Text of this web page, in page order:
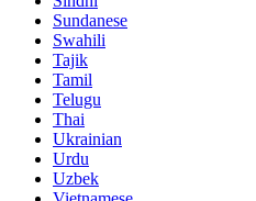
Sundanese
Swahili
Tajik
Tamil
Telugu
Thai
Ukrainian
Urdu
Uzbek